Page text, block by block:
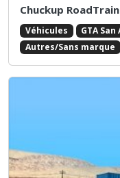
Chuckup RoadTrain
Véhicules GTA
Autres/Sans marque